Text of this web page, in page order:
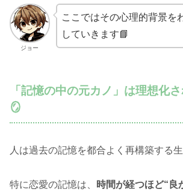
ジョー
ここではその心理的背景を
していきます📘
「記憶の中の元カノ」は理想化
🪞
人は過去の記憶を都合よく再構築する生
特に恋愛の記憶は、
時間が経つほど“良